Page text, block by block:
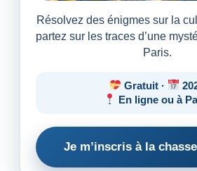
Résolvez des énigmes sur la
partez sur les traces d’une
Paris.
Gratuit ·
En ligne ou à
Je m’inscris à la